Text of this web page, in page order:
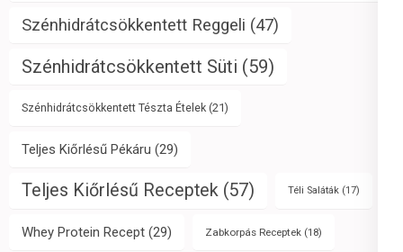
Szénhidrátcsökkentett Reggeli (47)
Szénhidrátcsökkentett Süti (59)
Szénhidrátcsökkentett Tészta Ételek (21)
Teljes Kiőrlésű Pékáru (29)
Teljes Kiőrlésű Receptek (57) Téli Saláták (17)
Whey Protein Recept (29) Zabkorpás Receptek (18)